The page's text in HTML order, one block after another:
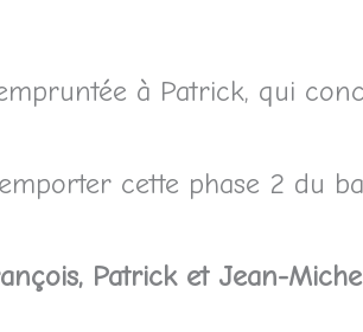
à Patrick, qui
cette phase 2 du
Patrick et Jean-